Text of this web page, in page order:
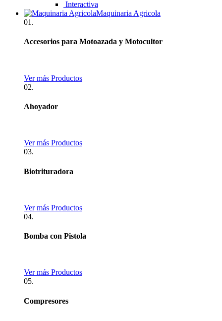
Interactiva
Maquinaria Agricola
01.
Accesorios para Motoazada y Motocultor
Ver más Productos
02.
Ahoyador
Ver más Productos
03.
Biotrituradora
Ver más Productos
04.
Bomba con Pistola
Ver más Productos
05.
Compresores